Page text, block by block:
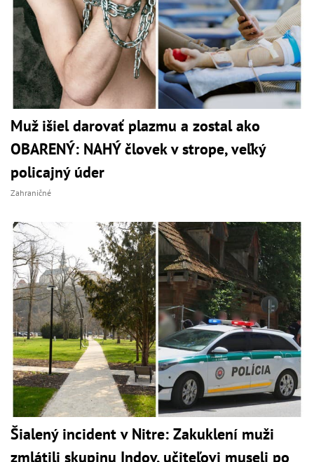
Muž išiel darovať plazmu a zostal ako
OBARENÝ: NAHÝ človek v strope, veľký
policajný úder
Zahraničné
Šialený incident v Nitre: Zakuklení muži
zmlátili skupinu Indov, učiteľovi museli po